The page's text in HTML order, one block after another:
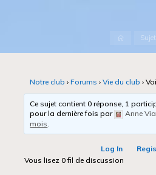
AccueilSujet
Notre club › Forums › Vie du club ›
Ce sujet contient 0 réponse, 1
pour la dernière fois par
Anne
mois.
Log In
Vous lisez 0 fil de discussion